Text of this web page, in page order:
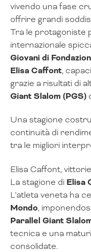
vivendo una fase
offrire grandi
Tra le protagoniste
internazionale
Giovani di
Elisa Caffont,
grazie a risultati di
Giant Slalom (PGS)
Una stagione
continuità di
tra le migliori
Elisa Caffont,
La stagione di Elisa
L’atleta veneta ha
Mondo,
Parallel Giant
tecnica e una
consolidate.